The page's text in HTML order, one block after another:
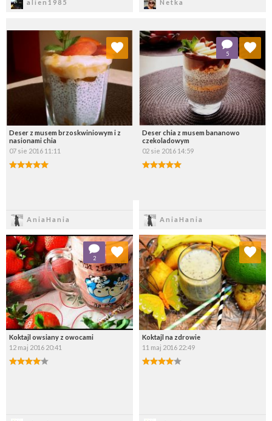
alien1985 Netka
Deser z musem brzoskwiniowym i z
nasionami chia
07 sie 2016 11:11
AniaHania
Dodaj do ulubionych
Wybierz listę:
Deser chia z musem bananowo
czekoladowym
02 sie 2016 14:59
AniaHania
5
Dodaj do ulubionych
Wybierz listę:
Koktajl owsiany z owocami
12 maj 2016 20:41
2
Dodaj do ulubionych
Wybierz listę:
Koktajl na zdrowie
11 maj 2016 22:49
Dodaj do ulubionych
Wybierz listę: